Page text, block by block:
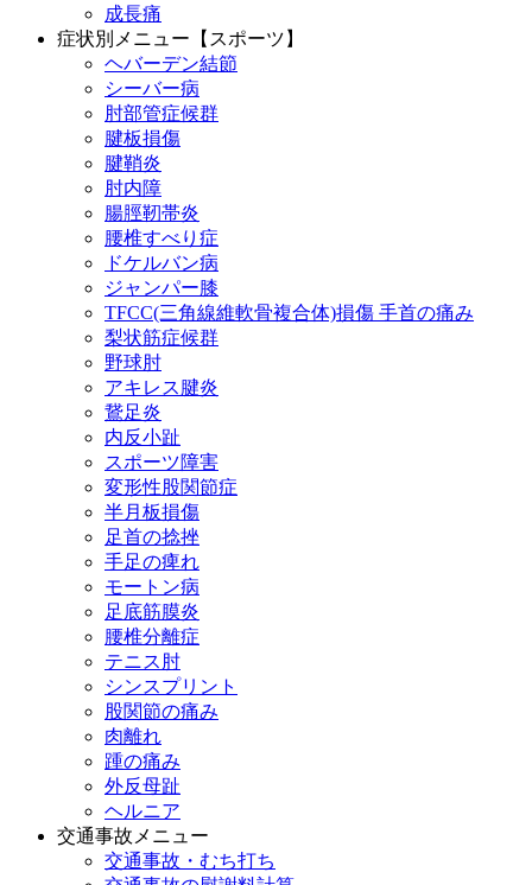
成長痛
症状別メニュー【スポーツ】
ヘバーデン結節
シーバー病
肘部管症候群
腱板損傷
腱鞘炎
肘内障
腸脛靭帯炎
腰椎すべり症
ドケルバン病
ジャンパー膝
TFCC(三角線維軟骨複合体)損傷 手首の痛み
梨状筋症候群
野球肘
アキレス腱炎
鵞足炎
内反小趾
スポーツ障害
変形性股関節症
半月板損傷
足首の捻挫
手足の痺れ
モートン病
足底筋膜炎
腰椎分離症
テニス肘
シンスプリント
股関節の痛み
肉離れ
踵の痛み
外反母趾
ヘルニア
交通事故メニュー
交通事故・むち打ち